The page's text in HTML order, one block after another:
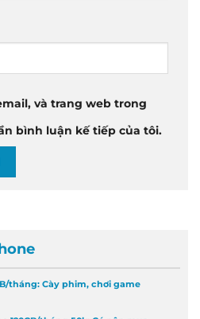
và trang web trong
bình luận kế tiếp của tôi.
tháng: Cày phim, chơi game